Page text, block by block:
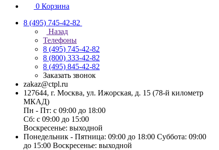
0 Корзина
8 (495) 745-42-82
Назад
Телефоны
8 (495) 745-42-82
8 (800) 333-42-82
8 (495) 845-42-82
Заказать звонок
zakaz@ctpl.ru
127644, г. Москва, ул. Ижорская, д. 15 (78-й километр
МКАД)
Пн - Пт: с 09:00 до 18:00
Сб: с 09:00 до 15:00
Воскресенье: выходной
Понедельник - Пятница: 09:00 до 18:00 Суббота: 09:00
до 15:00 Воскресенье: выходной